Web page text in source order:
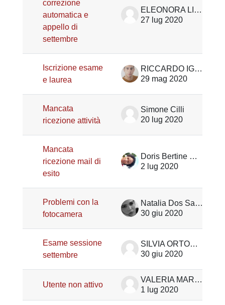
correzione
automatica e
appello di
settembre
ELEONORA LIBERTI GARLET
27 lug 2020
Iscrizione esame
e laurea
RICCARDO IGNE
29 mag 2020
Mancata
ricezione attività
Simone Cilli
20 lug 2020
Mancata
ricezione mail di
esito
Doris Bertine Metago
2 lug 2020
Problemi con la
fotocamera
Natalia Dos Santos Rodrigues
30 giu 2020
Esame sessione
settembre
SILVIA ORTONCELLI
30 giu 2020
Utente non attivo
VALERIA MARIA GALLICCHIO
1 lug 2020